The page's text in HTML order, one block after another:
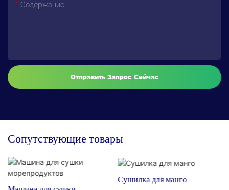
Содержание
Отправить Запрос Сейчас
Сопутствующие товары
Сушилка для манго